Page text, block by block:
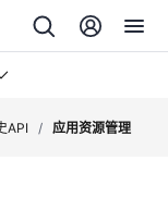
API / 应用资源管理